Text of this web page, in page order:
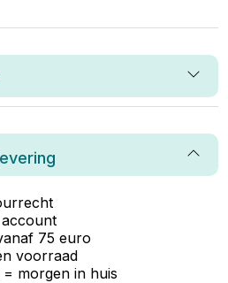
75 euro
voorraad
morgen in huis